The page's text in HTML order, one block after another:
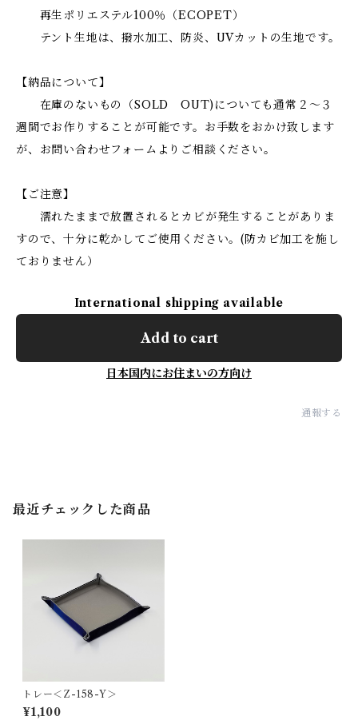
再生ポリエステル100％（ECOPET）
テント生地は、撥水加工、防炎、UVカットの生地です。
【納品について】
在庫のないもの（SOLD OUT)についても通常２～３
週間でお作りすることが可能です。お手数をおかけ致します
が、お問い合わせフォームよりご相談ください。
【ご注意】
濡れたままで放置されるとカビが発生することがありま
すので、十分に乾かしてご使用ください。(防カビ加工を施し
ておりません）
International shipping available
Add to cart
日本国内にお住まいの方向け
通報する
最近チェックした商品
トレー＜Z-158-Y＞
¥1,100